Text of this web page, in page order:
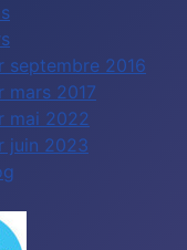
septembre 2016
mars 2017
mai 2022
juin 2023